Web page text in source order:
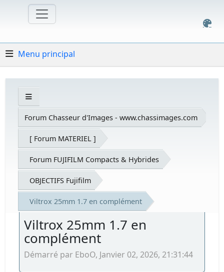
Menu principal
Forum Chasseur d'Images - www.chassimages.com
[ Forum MATERIEL ]
Forum FUJIFILM Compacts & Hybrides
OBJECTIFS Fujifilm
Viltrox 25mm 1.7 en complément
Viltrox 25mm 1.7 en
complément
Démarré par EboO, Janvier 02, 2026, 21:31:44